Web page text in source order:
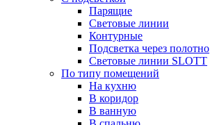
Парящие
Световые линии
Контурные
Подсветка через полотно
Световые линии SLOTT
По типу помещений
На кухню
В коридор
В ванную